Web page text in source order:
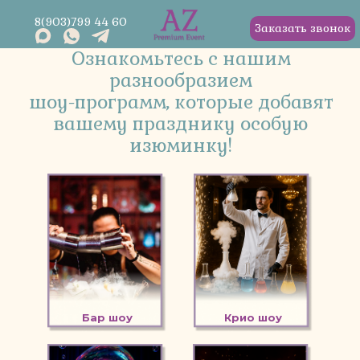
Заказать звонок
8(903)799 44 60
Ознакомьтесь с нашим
разнообразием
шоу-программ, которые добавят
вашему празднику особую
изюминку!
Крио шоу
Бар шоу